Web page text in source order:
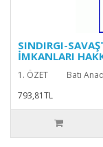
SINDIRGI-
İMKANLARI
1. ÖZET Batı
793,81TL